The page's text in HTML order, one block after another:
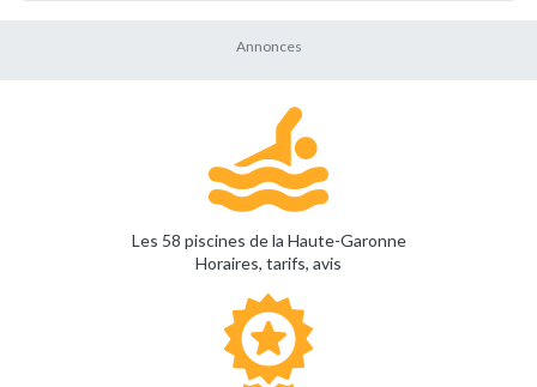
Les 58 piscines de la Haute-Garonne
Horaires, tarifs, avis